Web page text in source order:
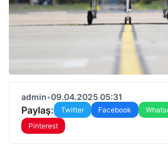
admin•09.04.2025 05:31
Paylaş: Twitter Facebook
Pinterest